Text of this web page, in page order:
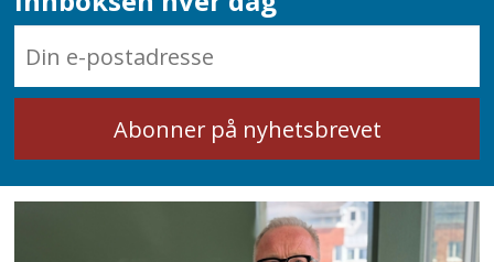
Granskningen landet på en sterkt
kritisk vurdering, Eriksens forklaring
om overgivelsen ble ikke trodd, og i
ikke ett rosende ord om Eriksens
avgjørende innsats